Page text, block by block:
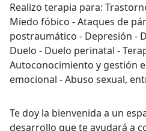
Realizo terapia para:
Miedo fóbico - Ataques de
postraumático - Depresión -
Duelo - Duelo perinatal -
Autoconocimiento y gestión
emocional - Abuso sexual,
Te doy la bienvenida a un
desarrollo que te ayudará a